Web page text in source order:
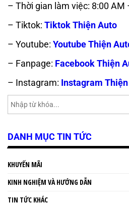
– Thời gian làm việc: 8:00 AM
– Tiktok: Tiktok Thiện Auto
– Youtube: Youtube Thiện
– Fanpage: Facebook Thiện
– Instagram: Instagram
DANH MỤC TIN TỨC
KHUYẾN MÃI
KINH NGHIỆM VÀ HƯỚNG DẪN
TIN TỨC KHÁC